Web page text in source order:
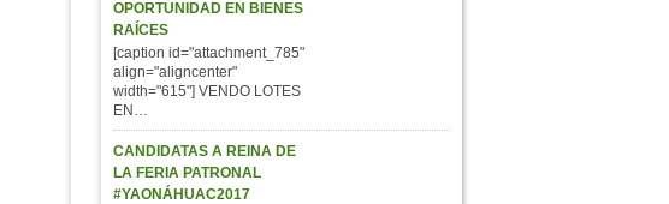
OPORTUNIDAD EN BIENES
RAÍCES
[caption id="attachment_785"
align="aligncenter"
width="615"] VENDO LOTES
EN…
CANDIDATAS A REINA DE
LA FERIA PATRONAL
#YAONÁHUAC2017